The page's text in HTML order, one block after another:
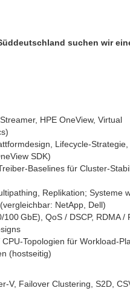
suchen wir
HPE OneView, Virtual
Lifecycle‑Strategie,
SDK)
für
Replikation; Systeme
NetApp, Dell)
GbE), QoS / DSCP, RDMA /
für
(hostseitig)
Failover Clustering, S2D,